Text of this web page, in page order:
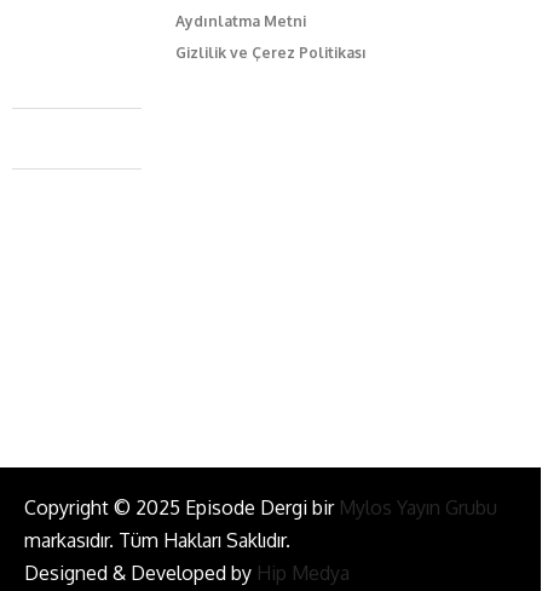
Aydınlatma Metni
Gizlilik ve Çerez Politikası
Caferağa Mah. Dr. Şakir Paşa Sok. No3/A Kadıköy İstanbul
+90 543 345 46 00
Copyright © 2025 Episode Dergi bir Mylos Yayın Grubu
markasıdır. Tüm Hakları Saklıdır.
Designed & Developed by Hip Medya